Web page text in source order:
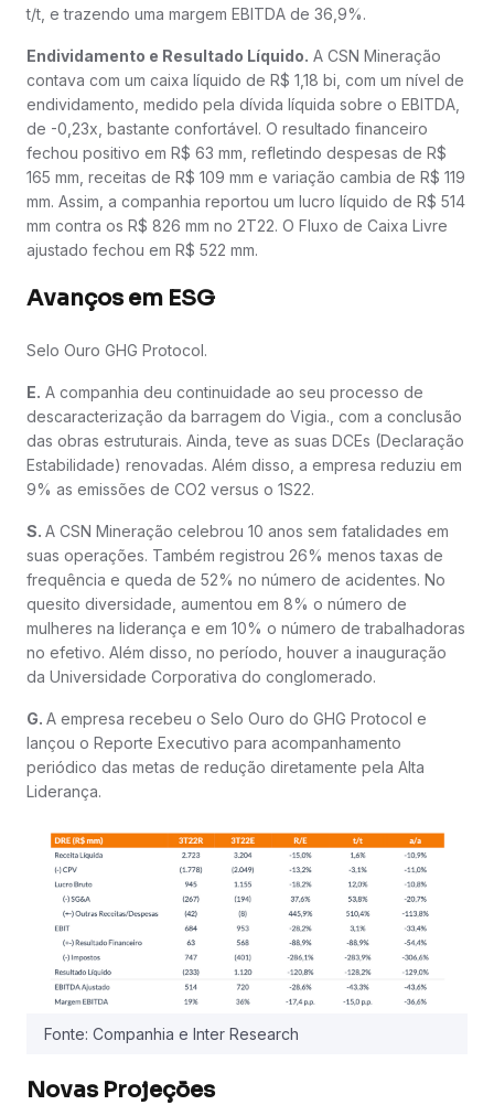
t/t, e trazendo uma margem EBITDA de 36,9%.
Endividamento e Resultado Líquido. A CSN Mineração
contava com um caixa líquido de R$ 1,18 bi, com um nível de
endividamento, medido pela dívida líquida sobre o EBITDA,
de -0,23x, bastante confortável. O resultado financeiro
fechou positivo em R$ 63 mm, refletindo despesas de R$
165 mm, receitas de R$ 109 mm e variação cambia de R$ 119
mm. Assim, a companhia reportou um lucro líquido de R$ 514
mm contra os R$ 826 mm no 2T22. O Fluxo de Caixa Livre
ajustado fechou em R$ 522 mm.
Avanços em ESG
Selo Ouro GHG Protocol.
E. A companhia deu continuidade ao seu processo de
descaracterização da barragem do Vigia., com a conclusão
das obras estruturais. Ainda, teve as suas DCEs (Declaração
Estabilidade) renovadas. Além disso, a empresa reduziu em
9% as emissões de CO2 versus o 1S22.
S. A CSN Mineração celebrou 10 anos sem fatalidades em
suas operações. Também registrou 26% menos taxas de
frequência e queda de 52% no número de acidentes. No
quesito diversidade, aumentou em 8% o número de
mulheres na liderança e em 10% o número de trabalhadoras
no efetivo. Além disso, no período, houver a inauguração
da Universidade Corporativa do conglomerado.
G. A empresa recebeu o Selo Ouro do GHG Protocol e
lançou o Reporte Executivo para acompanhamento
periódico das metas de redução diretamente pela Alta
Liderança.
Fonte: Companhia e Inter Research
Novas Projeções